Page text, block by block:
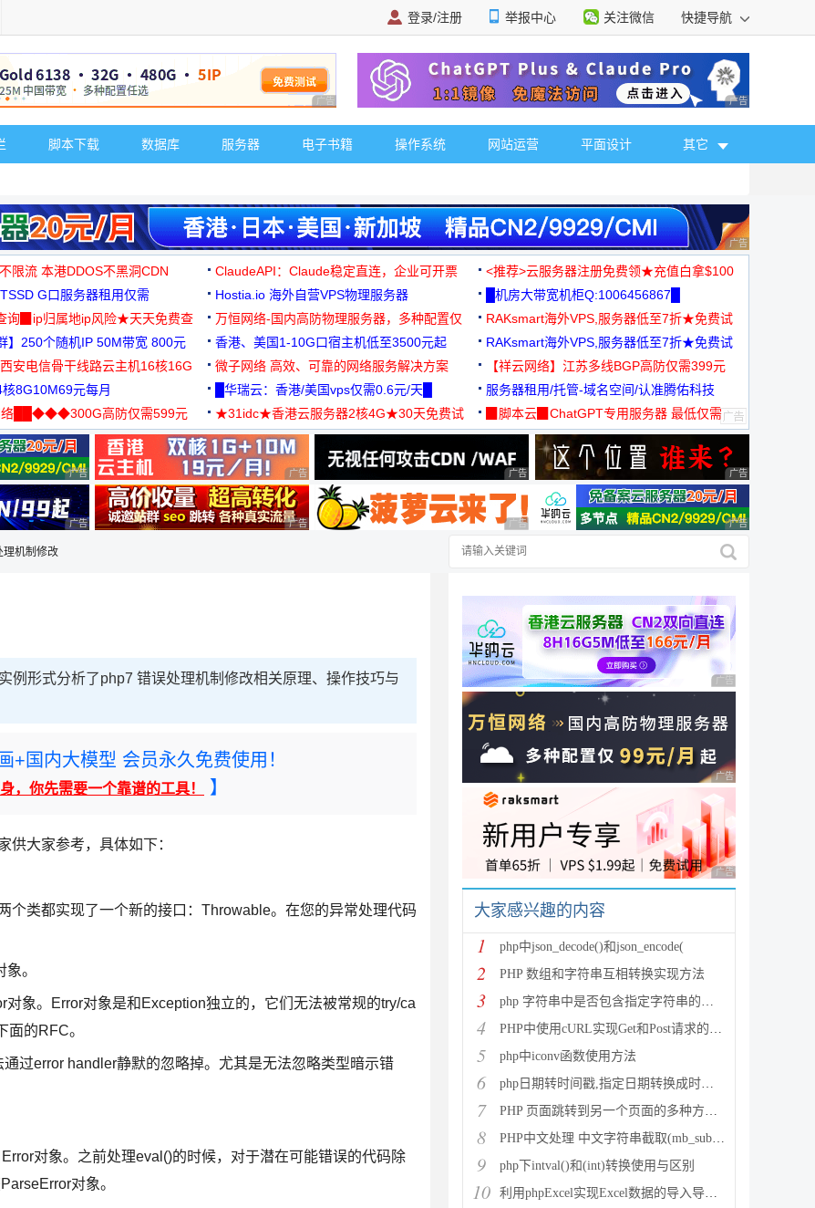
登录/注册 举报中心 关注微信 快捷导航
广告 商业广告，理性选择 广告 商业广告，理
脚本下载 数据库 服务器 电子书籍 操作系统 网站运营 平面设计 其它
广告 商业广告，理
限流 本港DDOS不黑洞CDN ClaudeAPI：Claude稳定直连，企业可开票
<推荐>云服务器注册免费领★充值白拿$100
G口服务器租用仅需
费测试
Hostia.io 海外自营VPS物理服务器
█机房大带宽机柜Q:1006456867█
询▉ip归属地ip风险★天天免费查
万恒网络-国内高防物理服务器，多种配置仅
99元/月起
RAKsmart海外VPS,服务器低至7折★免费试
用★
】250个随机IP 50M带宽 800元 香港、美国1-10G口宿主机低至3500元起
RAKsmart海外VPS,服务器低至7折★免费试
用★
安电信骨干线路云主机16核16G
微子网络 高效、可靠的网络服务解决方案
【祥云网络】江苏多线BGP高防仅需399元
核8G10M69元每月 █华瑞云：香港/美国vps仅需0.6元/天█
服务器租用/托管-域名空间/认准腾佑科技
络██◆◆◆300G高防仅需599元
★31idc★香港云服务器2核4G★30天免费试
用◆
▉脚本云▉ChatGPT专用服务器 最低仅需
19元/月
广告 商业广告，理性选择 广告 商业广告，理性选择 广告 商业广告，理性选择 广告 商业广告，理
广告 商业广告，理性选择 广告 商业广告，理性选择 广告 商业广告，理性选择 广告 商业广告，理
机制修改
例形式分析了php7 错误处理机制修改相关原理、操作技巧与
+国内大模型 会员永久免费使用！
，你先需要一个靠谱的工具！ 】
供大家参考，具体如下：
个类都实现了一个新的接口：Throwable。在您的异常处理代码
。
象。Error对象是和Exception独立的，它们无法被常规的try/ca
的RFC。
过error handler静默的忽略掉。尤其是无法忽略类型暗示错
对象。之前处理eval()的时候，对于潜在可能错误的代码除
对象。
广告 商业广告，理性
广告 商业广告，理性
广告 商业广告，理性
大家感兴趣的内容
1 php中json_decode()和json_encode(
2 PHP 数组和字符串互相转换实现方法
3 php 字符串中是否包含指定字符串的多种方法
4 PHP中使用cURL实现Get和Post请求的方法
5 php中iconv函数使用方法
6 php日期转时间戳,指定日期转换成时间戳
7 PHP 页面跳转到另一个页面的多种方法方法总结
8 PHP中文处理 中文字符串截取(mb_substr)和获取中
9 php下intval()和(int)转换使用与区别
10 利用phpExcel实现Excel数据的导入导出(全步骤详细